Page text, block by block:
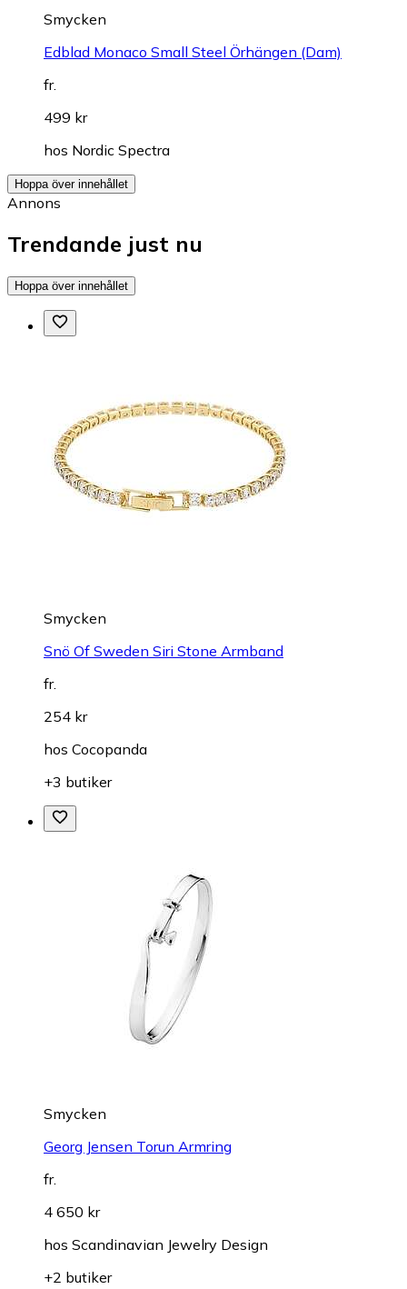
Smycken
Edblad Monaco Small Steel Örhängen (Dam)
fr.
499 kr
hos Nordic Spectra
Hoppa över innehållet
Annons
Trendande just nu
Hoppa över innehållet
Smycken
Snö Of Sweden Siri Stone Armband
fr.
254 kr
hos Cocopanda
+3 butiker
Smycken
Georg Jensen Torun Armring
fr.
4 650 kr
hos Scandinavian Jewelry Design
+2 butiker